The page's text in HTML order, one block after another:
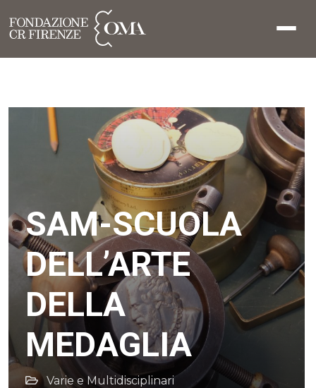
SAM-SCUOLA
DELL’ARTE
DELLA
MEDAGLIA
Varie e Multidisciplinari